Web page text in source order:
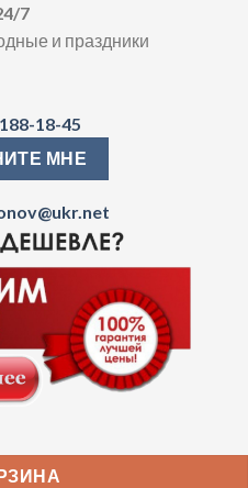
7
и праздники
18-45
МНЕ